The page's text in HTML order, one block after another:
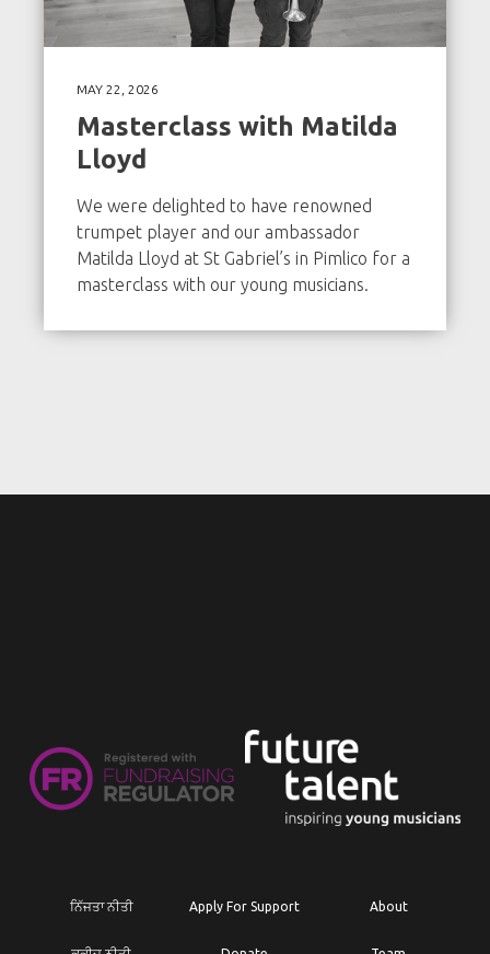
MAY 22, 2026
Masterclass with Matilda
Lloyd
We were delighted to have renowned
trumpet player and our ambassador
Matilda Lloyd at St Gabriel’s in Pimlico for a
masterclass with our young musicians.
ਨਿੱਜਤਾ ਨੀਤੀ Apply For Support About